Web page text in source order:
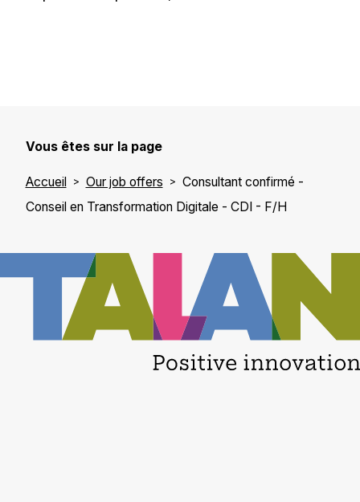
Vous êtes sur la page
Accueil Our job offers
Consultant confirmé -
Conseil en Transformation Digitale - CDI - F/H